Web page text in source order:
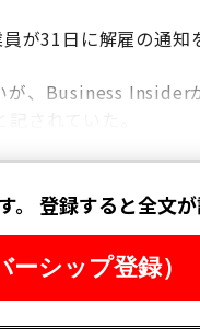
が31日に解雇の通知
が、Business Insider